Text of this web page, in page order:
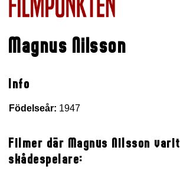
Magnus Nilsson
Info
Födelseår: 1947
Filmer där Magnus Nilsson varit
skådespelare: